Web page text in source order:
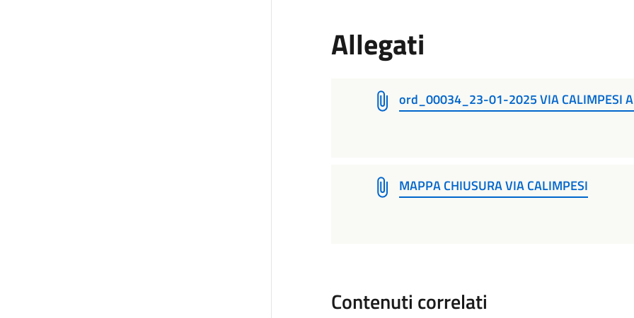
Allegati
ord_00034_23-01-2025 VIA CALIMPESI
MAPPA CHIUSURA VIA CALIMPESI
Contenuti correlati